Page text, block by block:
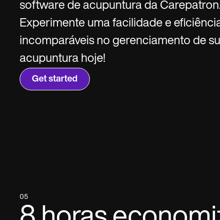
SMS and email
Clinical
software de acupuntura da
Experimente uma facilidade e
incomparáveis no gerenciamento de
acupuntura hoje!
Get started
05